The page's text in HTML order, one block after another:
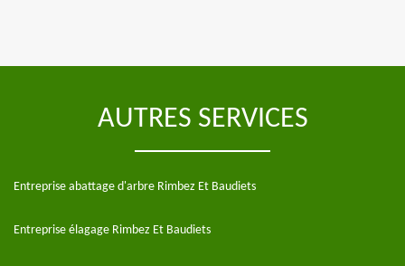
AUTRES SERVICES
Entreprise abattage d'arbre Rimbez Et Baudiets
Entreprise élagage Rimbez Et Baudiets